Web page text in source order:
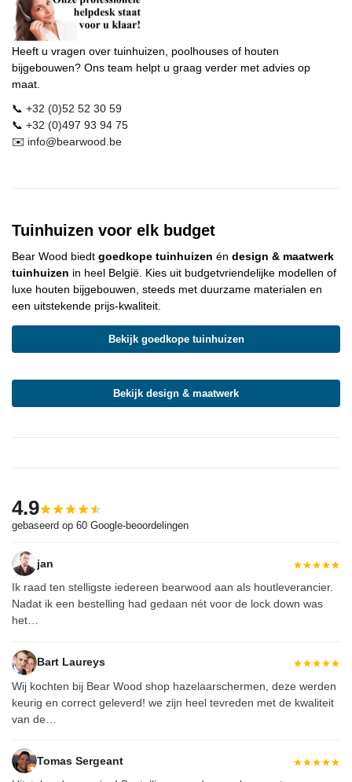
Heeft u vragen over tuinhuizen, poolhouses of houten
bijgebouwen? Ons team helpt u graag verder met advies op
maat.
📞 +32 (0)52 52 30 59
📞 +32 (0)497 93 94 75
✉️ info@bearwood.be
Tuinhuizen voor elk budget
Bear Wood biedt goedkope tuinhuizen én design & maatwerk
tuinhuizen in heel België. Kies uit budgetvriendelijke modellen of
luxe houten bijgebouwen, steeds met duurzame materialen en
een uitstekende prijs-kwaliteit.
Bekijk goedkope tuinhuizen
Bekijk design & maatwerk
4.9
gebaseerd op 60 Google-beoordelingen
jan
Ik raad ten stelligste iedereen bearwood aan als houtleverancier.
Nadat ik een bestelling had gedaan nét voor de lock down was
het…
Bart Laureys
Wij kochten bij Bear Wood shop hazelaarschermen, deze werden
keurig en correct geleverd! we zijn heel tevreden met de kwaliteit
van de…
Tomas Sergeant